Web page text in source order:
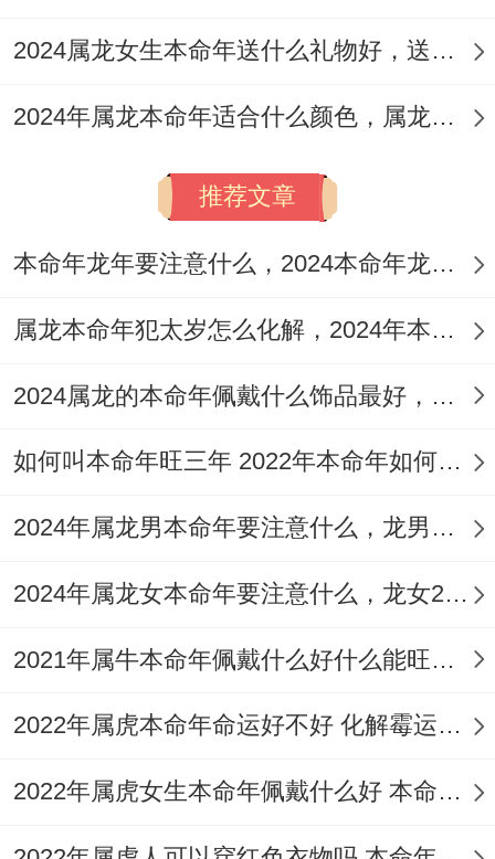
2024属龙女生本命年送什么礼物好，送属龙女生本命年礼物推荐
2024年属龙本命年适合什么颜色，属龙人2024年幸运颜色和忌讳颜色
推荐文章
本命年龙年要注意什么，2024本命年龙人注意3点
属龙本命年犯太岁怎么化解，2024年本命年属龙的化解秘诀
2024属龙的本命年佩戴什么饰品最好，本命年属龙幸运饰品盘点
如何叫本命年旺三年 2022年本命年如何增强运势
2024年属龙男本命年要注意什么，龙男命2024年本命年注意须知
2024年属龙女本命年要注意什么，龙女2024年本命年注意4要点
2021年属牛本命年佩戴什么好什么能旺运？
2022年属虎本命年命运好不好 化解霉运的方法
2022年属虎女生本命年佩戴什么好 本命年属虎女性适合佩戴什么吉祥物